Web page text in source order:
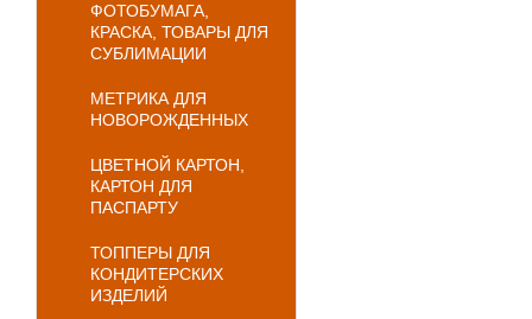
ФОТОБУМАГА,
КРАСКА, ТОВАРЫ ДЛЯ
СУБЛИМАЦИИ
МЕТРИКА ДЛЯ
НОВОРОЖДЕННЫХ
ЦВЕТНОЙ КАРТОН,
КАРТОН ДЛЯ
ПАСПАРТУ
ТОППЕРЫ ДЛЯ
КОНДИТЕРСКИХ
ИЗДЕЛИЙ